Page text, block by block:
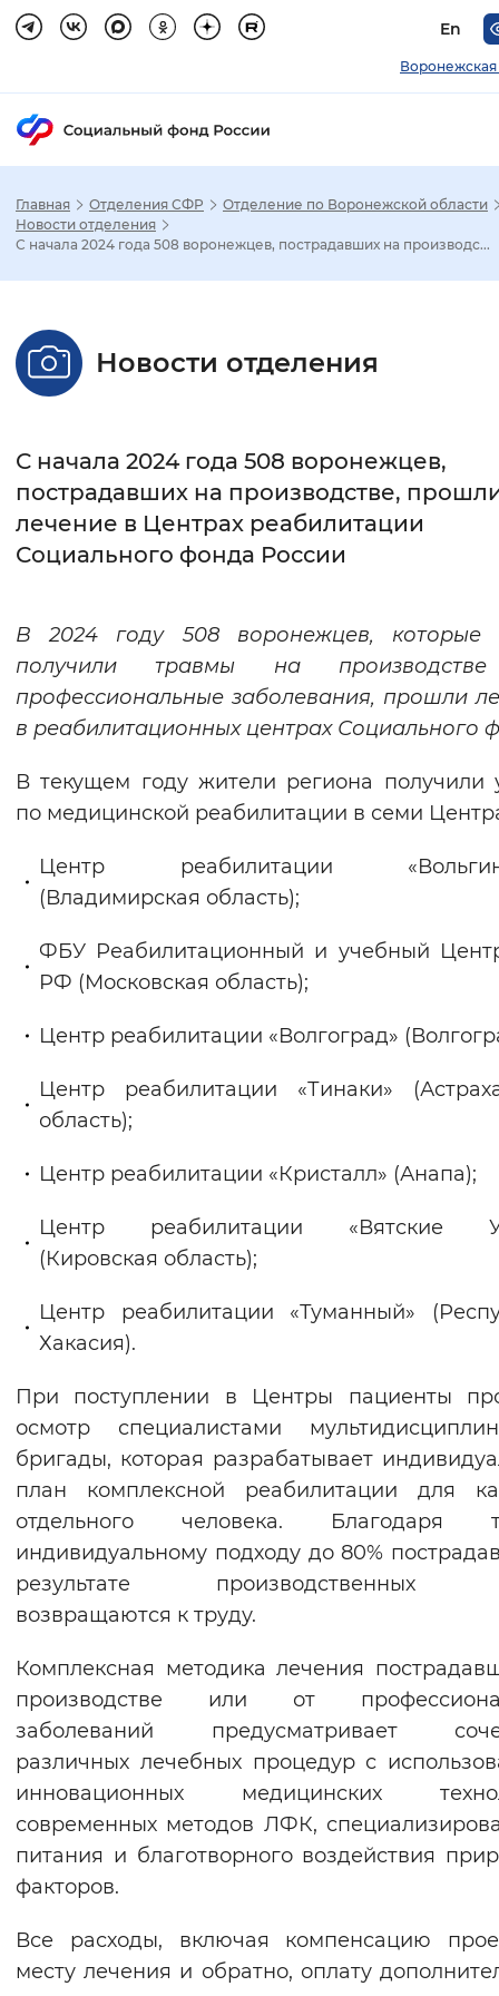
En
Воронежская
Настройка режима отображения
Стандартный Увеличенный
Интервал между буквами
Цвет сайта
Инверсивный
Синий фон
Изображения
Звуковой ассистент
Воспроизвести Остановить
Вернуть стандартные настройки
Главная Отделения СФР
Отделение по Воронежской области
Новости отделения
С начала 2024 года 508 воронежцев, пострадавших на производс...
Новости отделения
С начала 2024 года 508 воронежцев,
пострадавших на производстве,
лечение в Центрах реабилитации
Социального фонда России
В 2024 году 508 воронежцев, которые
получили травмы на
профессиональные заболевания, прошли
в реабилитационных центрах Социального
В текущем году жители региона получили
по медицинской реабилитации в семи
Центр реабилитации
(Владимирская область);
ФБУ Реабилитационный и учебный
РФ (Московская область);
Центр реабилитации «Волгоград»
Центр реабилитации «Тинаки»
область);
Центр реабилитации «Кристалл» (Анапа);
Центр реабилитации «Вятские
(Кировская область);
Центр реабилитации «Туманный»
Хакасия).
При поступлении в Центры пациенты
осмотр специалистами
бригады, которая разрабатывает
план комплексной реабилитации для
отдельного человека. Благодаря
индивидуальному подходу до 80%
результате производственных
возвращаются к труду.
Комплексная методика лечения
производстве или от
заболеваний предусматривает
различных лечебных процедур с
инновационных медицинских
современных методов ЛФК,
питания и благотворного воздействия
факторов.
Все расходы, включая компенсацию
месту лечения и обратно, оплату